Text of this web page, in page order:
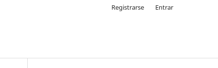
Registrarse Entrar